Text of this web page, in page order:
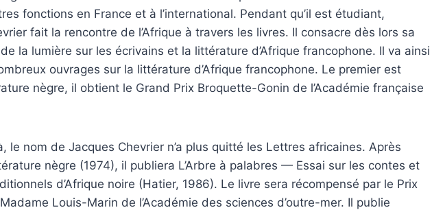
fonctions en France et à l’international. Pendant qu’il est étudiant,
fait la rencontre de l’Afrique à travers les livres. Il consacre dès lors sa
la lumière sur les écrivains et la littérature d’Afrique francophone. Il va ainsi
ouvrages sur la littérature d’Afrique francophone. Le premier est
nègre, il obtient le Grand Prix Broquette-Gonin de l’Académie française
le nom de Jacques Chevrier n’a plus quitté les Lettres africaines. Après
nègre (1974), il publiera L’Arbre à palabres — Essai sur les contes et
d’Afrique noire (Hatier, 1986). Le livre sera récompensé par le Prix
Louis-Marin de l’Académie des sciences d’outre-mer. Il publie